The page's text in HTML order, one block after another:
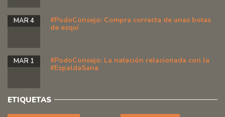
#PodoConsejo: Compra correcta de unas botas
de esquí
MAR 4
#PodoConsejo: La natación relacionada con la
#EspaldaSana
MAR 1
ETIQUETAS